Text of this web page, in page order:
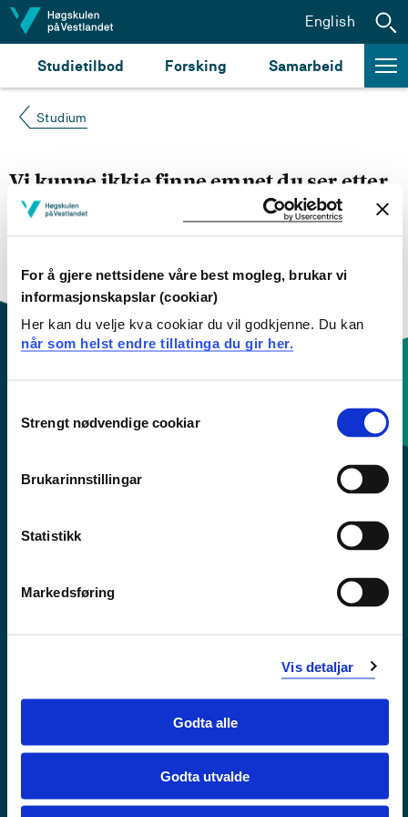
For å gjere nettsidene våre best mogleg, brukar vi
informasjonskapslar (cookiar)
Her kan du velje kva cookiar du vil godkjenne. Du kan
når som helst endre tillatinga du gir her.
Selection
Strengt nødvendige cookiar
Brukarinnstillingar
Statistikk
Markedsføring
Vis detaljar
Godta alle
Godta utvalde
Hopp til innhald
Studietilbod Forsking Samarbeid
English
Studium
Vi kunne ikkje finne emnet du ser etter
søke opp emnet du ser etter i
engelsk emneplan ved å klikke på «English».